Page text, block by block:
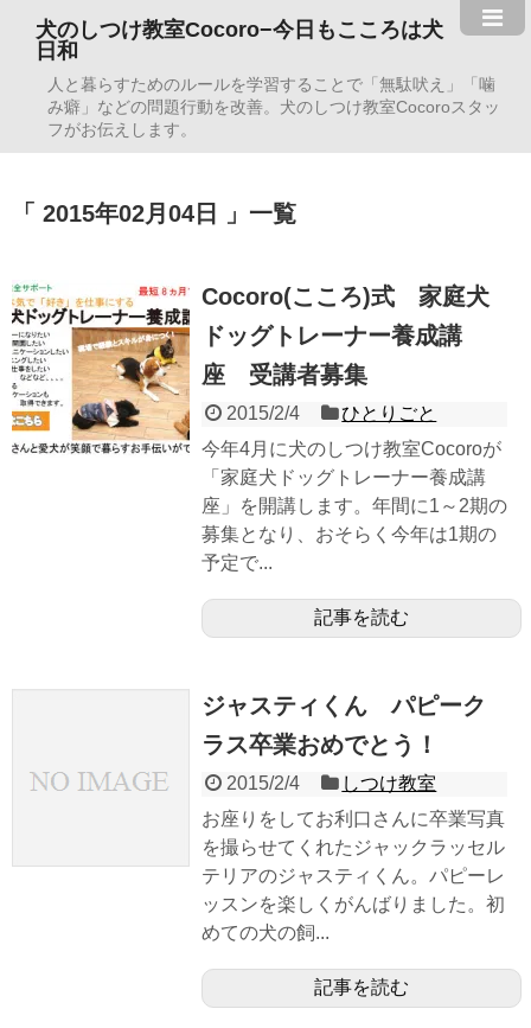
犬のしつけ教室Cocoro−今日もこころは犬
日和
人と暮らすためのルールを学習することで「無駄吠え」「噛
み癖」などの問題行動を改善。犬のしつけ教室Cocoroスタッ
フがお伝えします。
2015年02月04日 一覧
Cocoro(こころ)式 家庭犬
ドッグトレーナー養成講
座 受講者募集
2015/2/4
ひとりごと
今年4月に犬のしつけ教室Cocoroが
「家庭犬ドッグトレーナー養成講
座」を開講します。年間に1～2期の
募集となり、おそらく今年は1期の
予定で...
記事を読む
ジャスティくん パピーク
ラス卒業おめでとう！
2015/2/4
しつけ教室
お座りをしてお利口さんに卒業写真
を撮らせてくれたジャックラッセル
テリアのジャスティくん。パピーレ
ッスンを楽しくがんばりました。初
めての犬の飼...
記事を読む